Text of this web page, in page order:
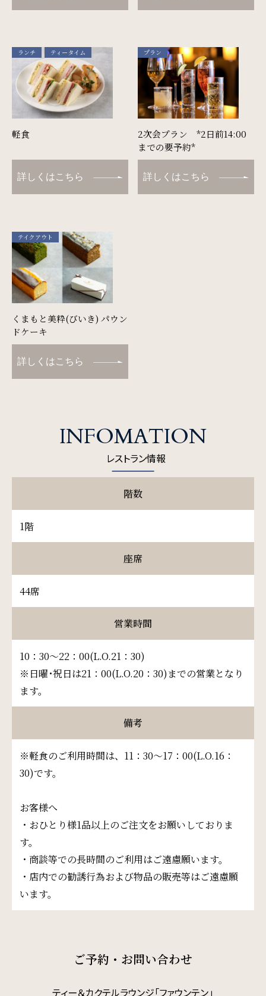
ご宿泊日を検索
宿泊予約
レンタカー付き
一部屋あたりのご利用人数
検索
宿泊プラン一覧 ご予約の確認・キャンセル
ランチ ティータイム
軽食
詳しくはこちら
プラン
2次会プラン *2日前14:00
までの要予約*
詳しくはこちら
テイクアウト
くまもと美粋(びいき) パウン
ドケーキ
詳しくはこちら
INFOMATION
レストラン情報
階数
1階
座席
44席
営業時間
10：30～22：00(L.O.21：30)
※日曜･祝日は21：00(L.O.20：30)までの営業となり
ます。
備考
※軽食のご利用時間は、11：30～17：00(L.O.16：
30)です。
お客様へ
・おひとり様1品以上のご注文をお願いしておりま
す。
・商談等での長時間のご利用はご遠慮願います。
・店内での勧誘行為および物品の販売等はご遠慮願
います。
ご予約・お問い合わせ
ティー＆カクテルラウンジ「ファウンテン」